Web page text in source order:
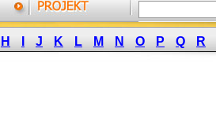
H J K L M N O P Q R